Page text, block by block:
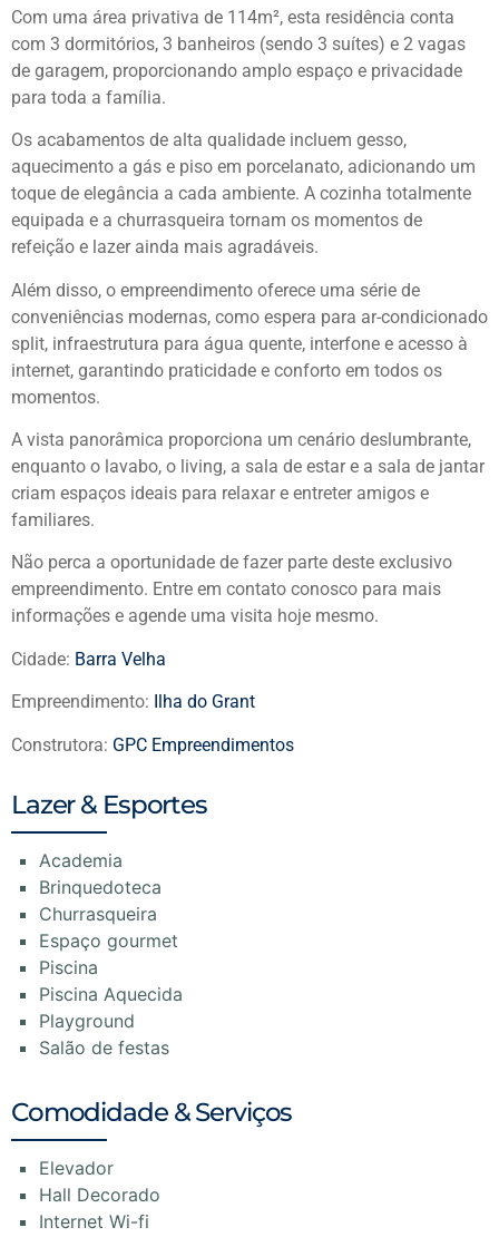
Com uma área privativa de 114m², esta residência conta
com 3 dormitórios, 3 banheiros (sendo 3 suítes) e 2 vagas
de garagem, proporcionando amplo espaço e privacidade
para toda a família.
Os acabamentos de alta qualidade incluem gesso,
aquecimento a gás e piso em porcelanato, adicionando um
toque de elegância a cada ambiente. A cozinha totalmente
equipada e a churrasqueira tornam os momentos de
refeição e lazer ainda mais agradáveis.
Além disso, o empreendimento oferece uma série de
conveniências modernas, como espera para ar-condicionado
split, infraestrutura para água quente, interfone e acesso à
internet, garantindo praticidade e conforto em todos os
momentos.
A vista panorâmica proporciona um cenário deslumbrante,
enquanto o lavabo, o living, a sala de estar e a sala de jantar
criam espaços ideais para relaxar e entreter amigos e
familiares.
Não perca a oportunidade de fazer parte deste exclusivo
empreendimento. Entre em contato conosco para mais
informações e agende uma visita hoje mesmo.
Cidade: Barra Velha
Empreendimento: Ilha do Grant
Construtora: GPC Empreendimentos
Lazer & Esportes
Academia
Brinquedoteca
Churrasqueira
Espaço gourmet
Piscina
Piscina Aquecida
Playground
Salão de festas
Comodidade & Serviços
Elevador
Hall Decorado
Internet Wi-fi